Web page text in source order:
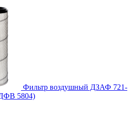
Фильтр воздушный ДЗАФ 721-
5804)